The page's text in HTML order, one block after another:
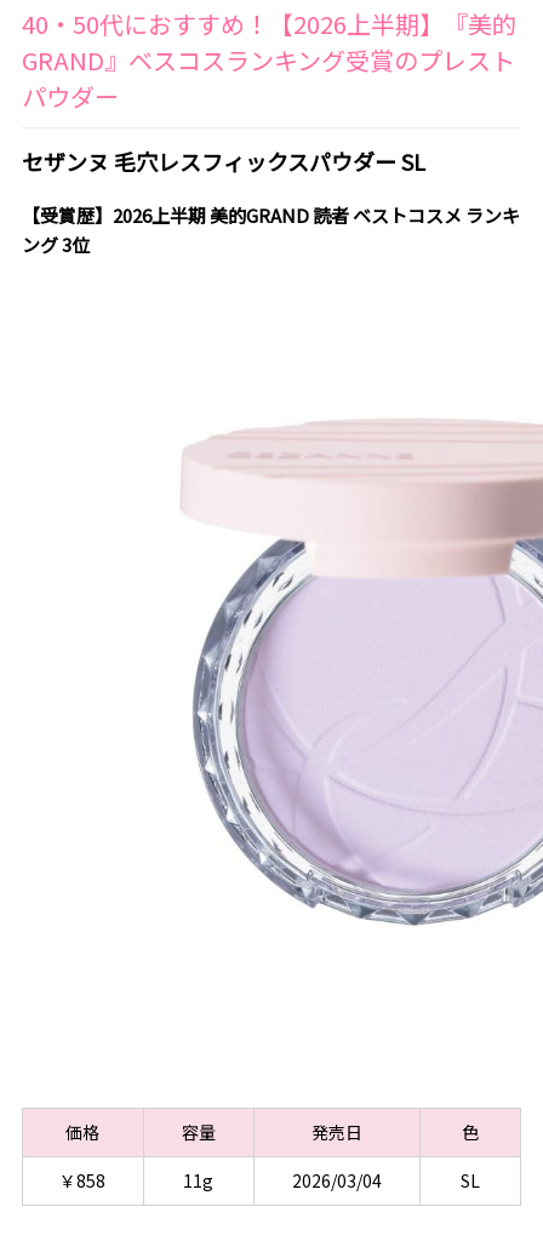
40・50代におすすめ！【2026上半期】『美的
GRAND』ベスコスランキング受賞のプレスト
パウダー
セザンヌ 毛穴レスフィックスパウダー SL
【受賞歴】2026上半期 美的GRAND 読者 ベストコスメ ランキ
ング 3位
価格 容量 発売日
色
￥858
11g 2026/03/04 SL